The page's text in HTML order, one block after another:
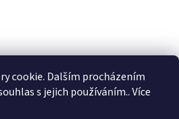
cookie. Dalším procházením
s jejich používáním.. Více